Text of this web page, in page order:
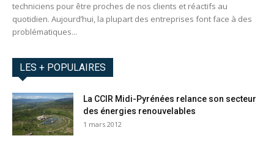
techniciens pour être proches de nos clients et réactifs au
quotidien. Aujourd’hui, la plupart des entreprises font face à des
problématiques...
LES + POPULAIRES
La CCIR Midi-Pyrénées relance son secteur
des énergies renouvelables
1 mars 2012